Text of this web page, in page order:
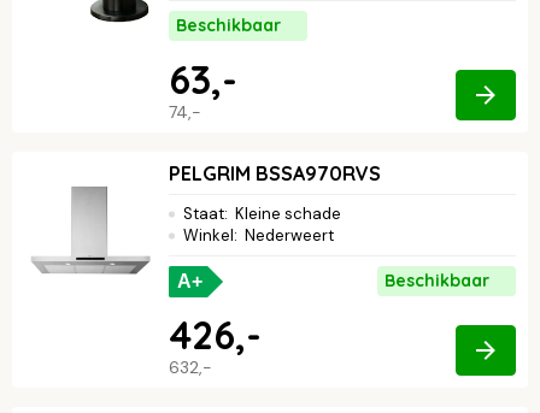
Beschikbaar
74,-
63,-
PELGRIM BSSA970RVS
Staat: Kleine schade
Winkel: Nederweert
A+ Beschikbaar
632,-
426,-